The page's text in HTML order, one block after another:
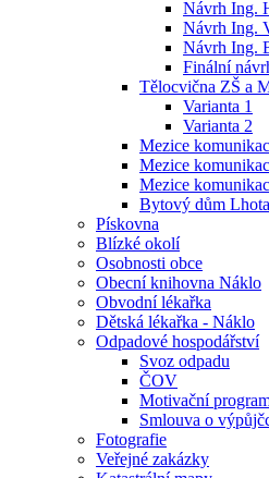
Návrh Ing.
Návrh Ing.
Návrh Ing.
Finální
Tělocvična ZŠ a
Varianta 1
Varianta 2
Mezice
Mezice
Mezice
Bytový dům
Pískovna
Blízké okolí
Osobnosti obce
Obecní knihovna Náklo
Obvodní lékařka
Dětská lékařka - Náklo
Odpadové hospodářství
Svoz odpadu
ČOV
Motivační
Smlouva o
Fotografie
Veřejné zakázky